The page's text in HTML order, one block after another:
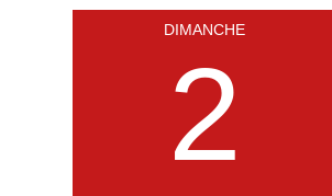
DIMANCHE
2